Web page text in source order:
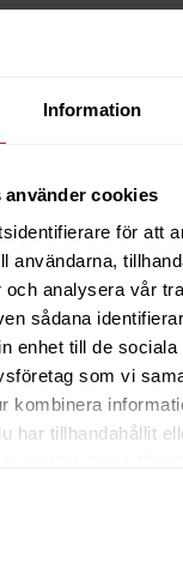
Information
använder cookies
för att
användarna,
och analysera vår
sådana
enhet till de sociala
som vi
kombinera
har tillhandahållit